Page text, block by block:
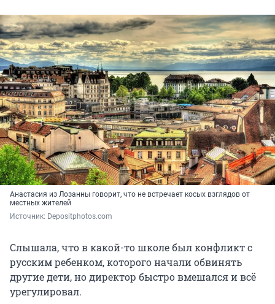
Анастасия из Лозанны говорит, что не встречает косых взглядов от
местных жителей
Источник: Depositphotos.com
Слышала, что в какой-то школе был конфликт с
русским ребенком, которого начали обвинять
другие дети, но директор быстро вмешался и всё
урегулировал.